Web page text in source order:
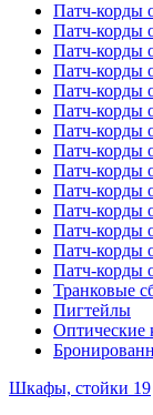
Патч-корды
Патч-корды
Патч-корды
Патч-корды
Патч-корды
Патч-корды
Патч-корды
Патч-корды
Патч-корды
Патч-корды
Патч-корды
Патч-корды
Патч-корды
Патч-корды
Транковые
Пигтейлы
Оптические
Шкафы, стойки 19